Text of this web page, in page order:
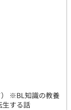
※BL知識の教養
生する話